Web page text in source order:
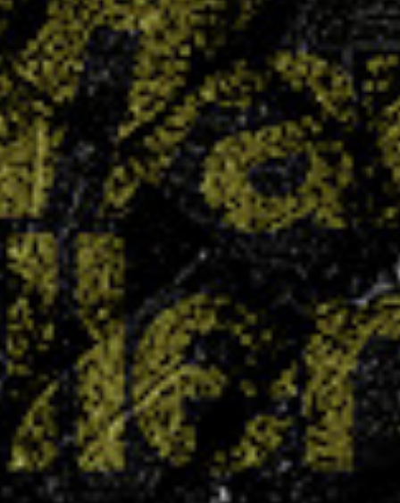
le collège Chepfer visait haut avec quatre
équipes engagées en section UNSS… et le pari
est plus que réussi : quatre titres de champions
départementaux ont été décrochés. Un exploit
collectif qui témoigne du dynamisme...
LIRE PLUS
Coupe 54 : cinq équipes villaroises en finale
14 MAI 2025
Le Villers Handball confirme une nouvelle fois la
solidité de sa formation et l'engagement de ses